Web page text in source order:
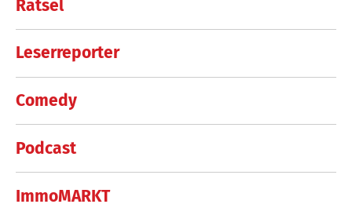
Rätsel
Leserreporter
Comedy
Podcast
ImmoMARKT